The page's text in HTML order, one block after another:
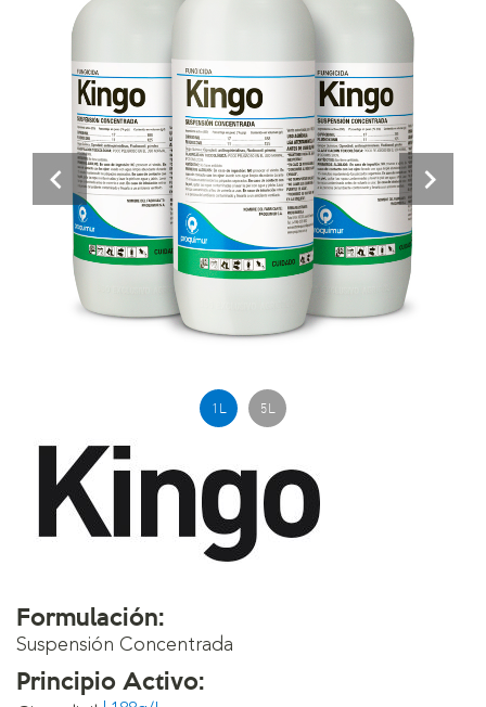
1 L 5 L
Previous Next
Formulación:
Suspensión Concentrada
Principio Activo: